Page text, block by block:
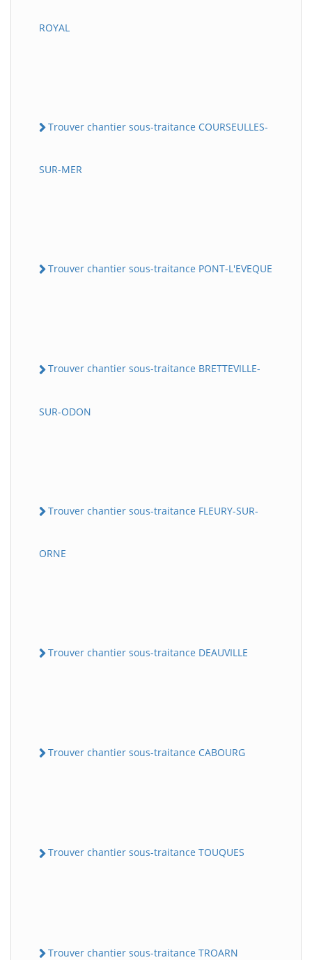
ROYAL
Trouver chantier sous-traitance COURSEULLES-
SUR-MER
Trouver chantier sous-traitance PONT-L'EVEQUE
Trouver chantier sous-traitance BRETTEVILLE-
SUR-ODON
Trouver chantier sous-traitance FLEURY-SUR-
ORNE
Trouver chantier sous-traitance DEAUVILLE
Trouver chantier sous-traitance CABOURG
Trouver chantier sous-traitance TOUQUES
Trouver chantier sous-traitance TROARN